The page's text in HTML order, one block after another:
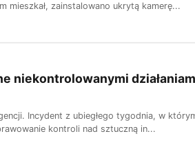
mieszkał, zainstalowano ukrytą kamerę...
niekontrolowanymi
Incydent z ubiegłego tygodnia, w
kontroli nad sztuczną in...